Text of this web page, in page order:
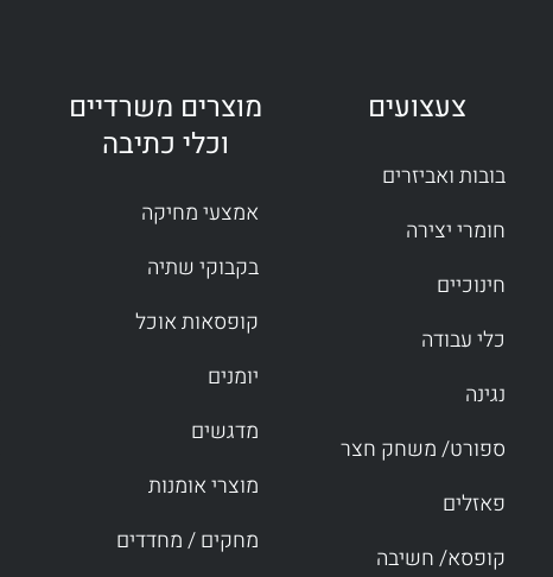
צעצועים
בובות ואביזרים
חומרי יצירה
חינוכיים
כלי עבודה
נגינה
ספורט/ משחק חצר
פאזלים
קופסא/ חשיבה
מוצרים משרדיים
וכלי כתיבה
אמצעי מחיקה
בקבוקי שתיה
קופסאות אוכל
יומנים
מדגשים
מוצרי אומנות
מחקים / מחדדים